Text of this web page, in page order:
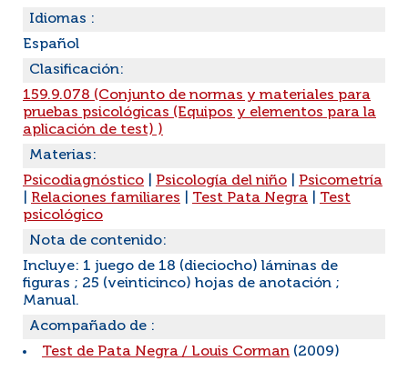
Idiomas :
Español
Clasificación:
159.9.078 (Conjunto de normas y materiales para
pruebas psicológicas (Equipos y elementos para la
aplicación de test) )
Materias:
Psicodiagnóstico
Psicología del niño
Psicometría
Relaciones familiares Test Pata Negra
Test
psicológico
Nota de contenido:
Incluye: 1 juego de 18 (dieciocho) láminas de
figuras ; 25 (veinticinco) hojas de anotación ;
Manual.
Acompañado de :
Test de Pata Negra / Louis Corman (2009)